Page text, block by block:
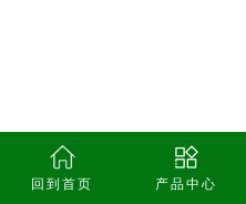
回到首页 产品中心